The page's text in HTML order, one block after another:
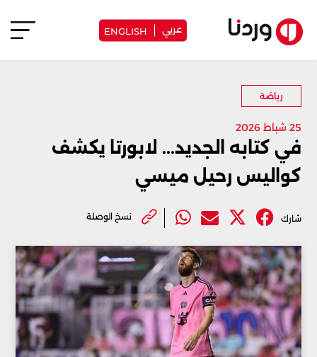
عربي ENGLISH
رياضة
25 شباط 2026
في كتابه الجديد... لابورتا يكشف
كواليس رحيل ميسي
شارك نسخ الوصلة